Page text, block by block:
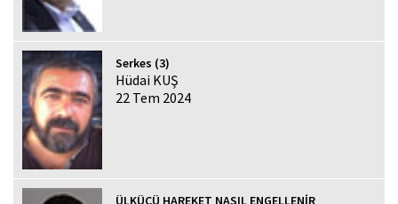
Serkes (3)
Hüdai KUŞ
22 Tem 2024
ÜLKÜCÜ HAREKET NASIL ENGELLENİR